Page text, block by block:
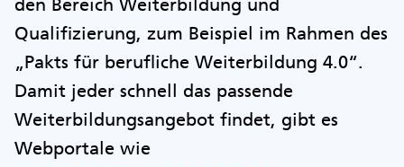
den Bereich Weiterbildung und
Qualifizierung, zum Beispiel im Rahmen des
„Pakts für berufliche Weiterbildung 4.0“.
Damit jeder schnell das passende
Weiterbildungsangebot findet, gibt es
Webportale wie